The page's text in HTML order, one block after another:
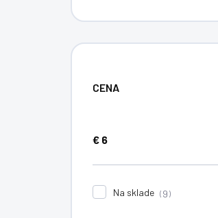
CENA
€ 6
Na sklade 9